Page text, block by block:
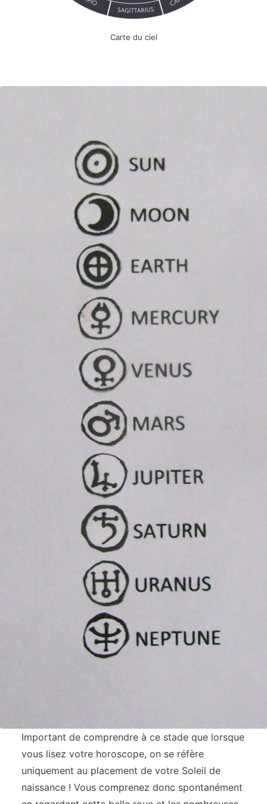
Carte du ciel
Important de comprendre à ce stade que lorsque
vous lisez votre horoscope, on se réfère
uniquement au placement de votre Soleil de
naissance ! Vous comprenez donc spontanément